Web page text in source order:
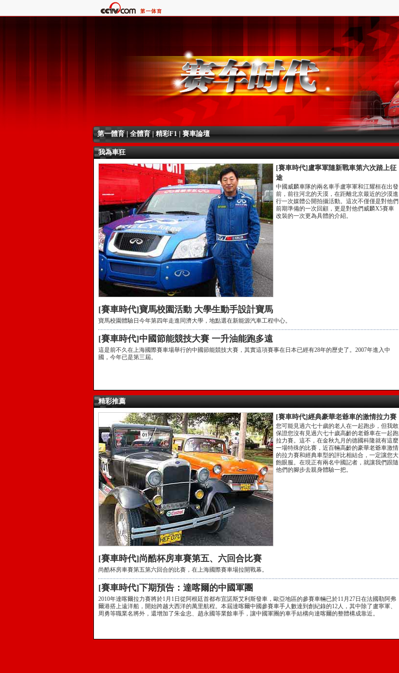
第一體育|全體育|精彩F1|賽車論壇
我為車狂
[賽車時代]盧寧軍隨新戰車第六次踏上征
途
中國威麟車隊的兩名車手盧寧軍和江耀桓在出發
前，前往河北的天漠，在距離北京最近的沙漠進
行一次媒體公開拍攝活動。這次不僅僅是對他們
前期準備的一次回顧，更是對他們威麟X5賽車
改裝的一次更為具體的介紹。
[賽車時代]寶馬校園活動 大學生動手設計寶馬
寶馬校園體驗日今年第四年走進同濟大學，地點選在新能源汽車工程中心。
[賽車時代]中國節能競技大賽 一升油能跑多遠
這是前不久在上海國際賽車場舉行的中國節能競技大賽，其實這項賽事在日本已經有28年的歷史了。2007年進入中
國，今年已是第三屆。
精彩推薦
[賽車時代]經典豪華老爺車的激情拉力賽
您可能見過六七十歲的老人在一起跑步，但我敢
保證您沒有見過六七十歲高齡的老爺車在一起跑
拉力賽。這不，在金秋九月的德國科隆就有這麼
一場特殊的比賽，近百輛高齡的豪華老爺車激情
的拉力賽和經典車型的評比相結合，一定讓您大
飽眼服。在現正有兩名中國記者，就讓我們跟隨
他們的腳步去親身體驗一把。
[賽車時代]尚酷杯房車賽第五、六回合比賽
尚酷杯房車賽第五第六回合的比賽，在上海國際賽車場拉開戰幕。
[賽車時代]下期預告：達喀爾的中國軍團
2010年達喀爾拉力賽將於1月1日從阿根廷首都布宜諾斯艾利斯發車，歐亞地區的參賽車輛已於11月27日在法國勒阿弗
爾港搭上遠洋船，開始跨越大西洋的萬里航程。本屆達喀爾中國參賽車手人數達到創紀錄的12人，其中除了盧寧軍、
周勇等職業名將外，還增加了朱金忠、趙永國等業餘車手，讓中國軍團的車手結構向達喀爾的整體構成靠近。